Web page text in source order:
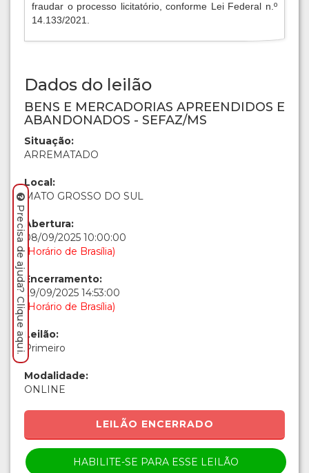
fraudar o processo licitatório, conforme Lei Federal n.º
14.133/2021.
Dados do leilão
BENS E MERCADORIAS APREENDIDOS E
ABANDONADOS - SEFAZ/MS
Situação:
ARREMATADO
Local:
MATO GROSSO DO SUL
Abertura:
08/09/2025 10:00:00
(Horário de Brasília)
Encerramento:
29/09/2025 14:53:00
(Horário de Brasília)
Leilão:
Primeiro
Modalidade:
ONLINE
LEILÃO ENCERRADO
HABILITE-SE PARA ESSE LEILÃO
Precisa de ajuda? Clique aqui.